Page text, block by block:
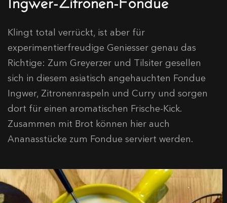
Klingt total verrückt, ist aber für
experimentierfreudige Geniesser genau das
Richtige: Zum Greyerzer und Tilsiter gesellen
sich in diesem asiatisch angehauchten Fondue
Ingwer, Zitronenraspeln und Curry und sorgen
dort für einen aromatischen Frische-Kick.
Zusammen mit Brot können hier auch
Ananasstücke zum Fondue serviert werden.